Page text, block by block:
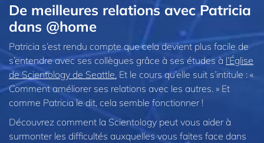
De meilleures relations avec Patricia
dans @home
Patricia s’est rendu compte que cela devient plus facile de
s’entendre avec ses collègues grâce à ses études à l’Église
de Scientology de Seattle. Et le cours qu’elle suit s’intitule : «
Comment améliorer ses relations avec les autres. » Et
comme Patricia le dit, cela semble fonctionner !
Découvrez comment la Scientology peut vous aider à
surmonter les difficultés auxquelles vous faites face dans